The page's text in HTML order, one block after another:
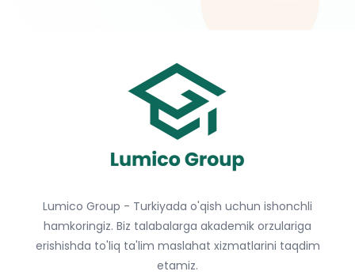
Lumico Group - Turkiyada o'qish uchun ishonchli
hamkoringiz. Biz talabalarga akademik orzulariga
erishishda to'liq ta'lim maslahat xizmatlarini taqdim
etamiz.